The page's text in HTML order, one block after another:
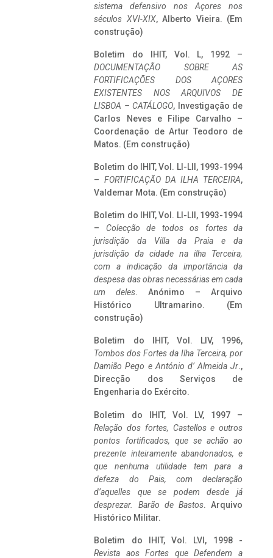
sistema defensivo nos Açores nos
séculos XVI-XIX, Alberto Vieira. (Em
construção)
Boletim do IHIT, Vol. L, 1992 –
DOCUMENTAÇÃO SOBRE AS
FORTIFICAÇÕES DOS AÇORES
EXISTENTES NOS ARQUIVOS DE
LISBOA – CATÁLOGO, Investigação de
Carlos Neves e Filipe Carvalho –
Coordenação de Artur Teodoro de
Matos. (Em construção)
Boletim do IHIT, Vol. LI-LII, 1993-1994
– FORTIFICAÇÃO DA ILHA TERCEIRA,
Valdemar Mota. (Em construção)
Boletim do IHIT, Vol. LI-LII, 1993-1994
– Colecção de todos os fortes da
jurisdição da Villa da Praia e da
jurisdição da cidade na ilha Terceira,
com a indicação da importância da
despesa das obras necessárias em cada
um deles. Anónimo – Arquivo
Histórico Ultramarino. (Em
construção)
Boletim do IHIT, Vol. LIV, 1996,
Tombos dos Fortes da Ilha Terceira, por
Damião Pego e António d’ Almeida Jr.,
Direcção dos Serviços de
Engenharia do Exército.
Boletim do IHIT, Vol. LV, 1997 –
Relação dos fortes, Castellos e outros
pontos fortificados, que se achão ao
prezente inteiramente abandonados, e
que nenhuma utilidade tem para a
defeza do Pais, com declaração
d’aquelles que se podem desde já
desprezar. Barão de Bastos. Arquivo
Histórico Militar.
Boletim do IHIT, Vol. LVI, 1998 -
Revista aos Fortes que Defendem a